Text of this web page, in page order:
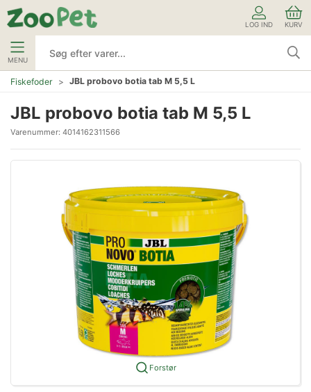
LOG IND KURV
MENU
Fiskefoder JBL probovo botia tab M 5,5 L
JBL probovo botia tab M 5,5 L
Varenummer: 4014162311566
Forstør